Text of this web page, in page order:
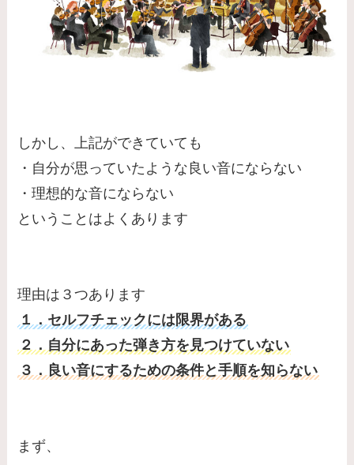
しかし、上記ができていても
・自分が思っていたような良い音にならない
・理想的な音にならない
ということはよくあります
理由は３つあります
１．セルフチェックには限界がある
２．自分にあった弾き方を見つけていない
３．良い音にするための条件と手順を知らない
まず、